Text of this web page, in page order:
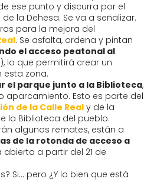
ese punto y discurra por el
la Dehesa. Se va a señalizar.
para la mejora del
. Se asfalta, ordena y pintan
el acceso peatonal al
lo que permitirá crear un
zona.
el parque junto a la Biblioteca,
Esto es parte del
de la Calle Real y de la
la Biblioteca del pueblo.
algunos remates, están a
de la rotonda de acceso a
a partir del 21 de
Si… pero ¿Y lo bien que está